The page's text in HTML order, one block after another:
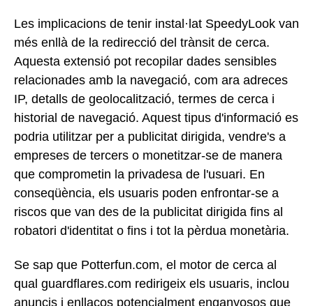
Les implicacions de tenir instal·lat SpeedyLook van
més enllà de la redirecció del trànsit de cerca.
Aquesta extensió pot recopilar dades sensibles
relacionades amb la navegació, com ara adreces
IP, detalls de geolocalització, termes de cerca i
historial de navegació. Aquest tipus d'informació es
podria utilitzar per a publicitat dirigida, vendre's a
empreses de tercers o monetitzar-se de manera
que comprometin la privadesa de l'usuari. En
conseqüència, els usuaris poden enfrontar-se a
riscos que van des de la publicitat dirigida fins al
robatori d'identitat o fins i tot la pèrdua monetària.
Se sap que Potterfun.com, el motor de cerca al
qual guardflares.com redirigeix els usuaris, inclou
anuncis i enllaços potencialment enganyosos que